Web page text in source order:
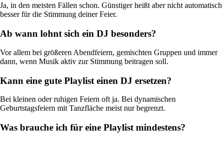
Ja, in den meisten Fällen schon. Günstiger heißt aber nicht automatisch
besser für die Stimmung deiner Feier.
Ab wann lohnt sich ein DJ besonders?
Vor allem bei größeren Abendfeiern, gemischten Gruppen und immer
dann, wenn Musik aktiv zur Stimmung beitragen soll.
Kann eine gute Playlist einen DJ ersetzen?
Bei kleinen oder ruhigen Feiern oft ja. Bei dynamischen
Geburtstagsfeiern mit Tanzfläche meist nur begrenzt.
Was brauche ich für eine Playlist mindestens?